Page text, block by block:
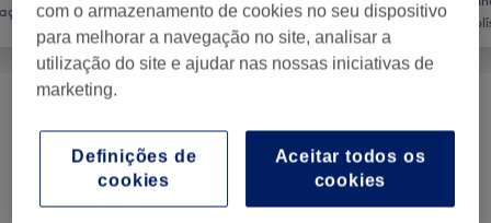
Massagem
Corporal
Terapias Holísticas desde € 20
com o armazenamento de cookies no seu dispositivo
para melhorar a navegação no site, analisar a
utilização do site e ajudar nas nossas iniciativas de
marketing.
Aceitar todos os
cookies
Definições de
cookies